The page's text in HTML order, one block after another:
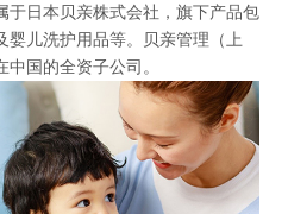
于日本贝亲株式会社，旗下产品包
儿洗护用品等。贝亲管理（上
国的全资子公司。